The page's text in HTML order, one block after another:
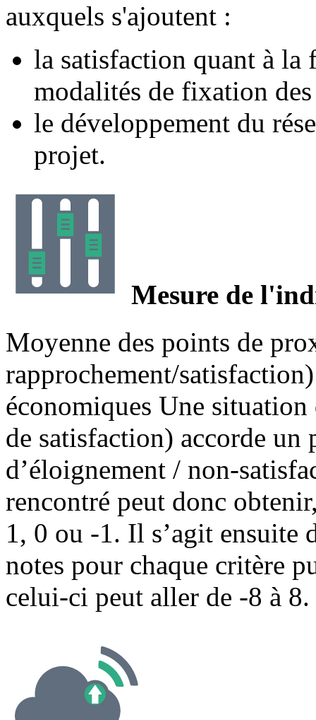
auxquels s'ajoutent :
la satisfaction quant à la
modalités de fixation
le développement du
projet.
Mesure de
Moyenne des points de
rapprochement/
économiques Une
de satisfaction) accorde
d’éloignement / non-
rencontré peut donc
1, 0 ou -1. Il s’agit ensuite
notes pour chaque critère
celui-ci peut aller de -8 à 8.